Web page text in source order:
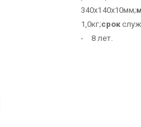
340х140х10мм;
1,0кг;срок
- 8 лет.